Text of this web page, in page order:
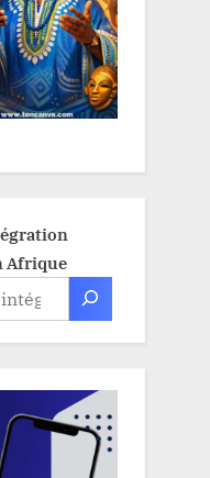
Afrique